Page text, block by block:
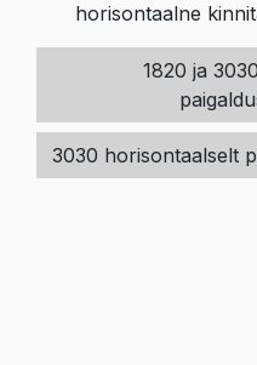
horisontaalne
1820 ja
3030 horisontaalselt